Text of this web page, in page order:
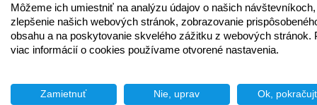
Môžeme ich umiestniť na analýzu údajov o našich
zlepšenie našich webových stránok, zobrazovanie
obsahu a na poskytovanie skvelého zážitku z webových stránok.
viac informácií o cookies používame otvorené nastavenia.
Zamietnuť Nie, uprav Ok,